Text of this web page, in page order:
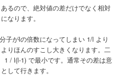
あるので、絶対値の差だけでなく相対
なります。
子がlの倍数になってしまい 1/l より
よりほんのすこし大きくなります。二
1 / l(l-1) で最小です。通常その差は意
として行きます。